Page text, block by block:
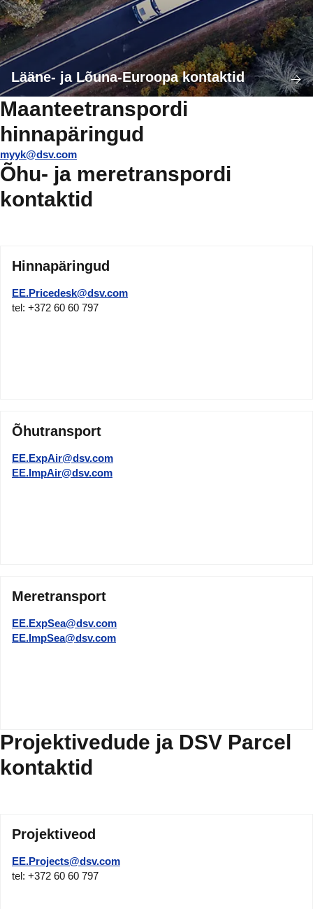
Lääne- ja Lõuna-Euroopa kontaktid
Maanteetranspordi
hinnapäringud
myyk@dsv.com
Õhu- ja meretranspordi
kontaktid
Hinnapäringud
EE.Pricedesk@dsv.com
tel: +372 60 60 797
Õhutransport
EE.ExpAir@dsv.com
EE.ImpAir@dsv.com
Meretransport
EE.ExpSea@dsv.com
EE.ImpSea@dsv.com
Projektivedude ja DSV Parcel
kontaktid
Projektiveod
EE.Projects@dsv.com
tel: +372 60 60 797